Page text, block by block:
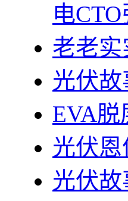
电
老老
光伏
EVA脱
光伏
光伏